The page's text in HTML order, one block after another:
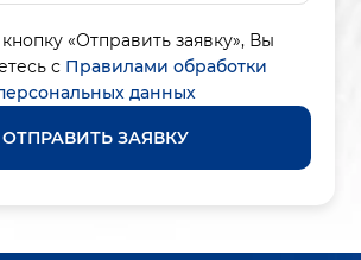
«Отправить заявку», Вы
с Правилами обработки
данных
ОТПРАВИТЬ ЗАЯВКУ